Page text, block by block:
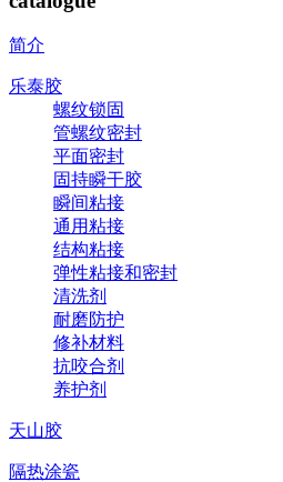
简介
乐泰胶
螺纹锁固
管螺纹密封
平面密封
固持瞬干胶
瞬间粘接
通用粘接
结构粘接
弹性粘接和密封
清洗剂
耐磨防护
修补材料
抗咬合剂
养护剂
天山胶
隔热涂瓷